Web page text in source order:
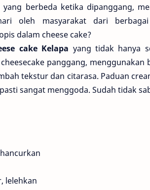
berbeda ketika dipanggang,
oleh masyarakat dari
dalam cheese cake?
cake Kelapa yang tidak hanya
panggang,
tekstur dan citarasa. Paduan
sangat menggoda. Sudah tidak
lelehkan